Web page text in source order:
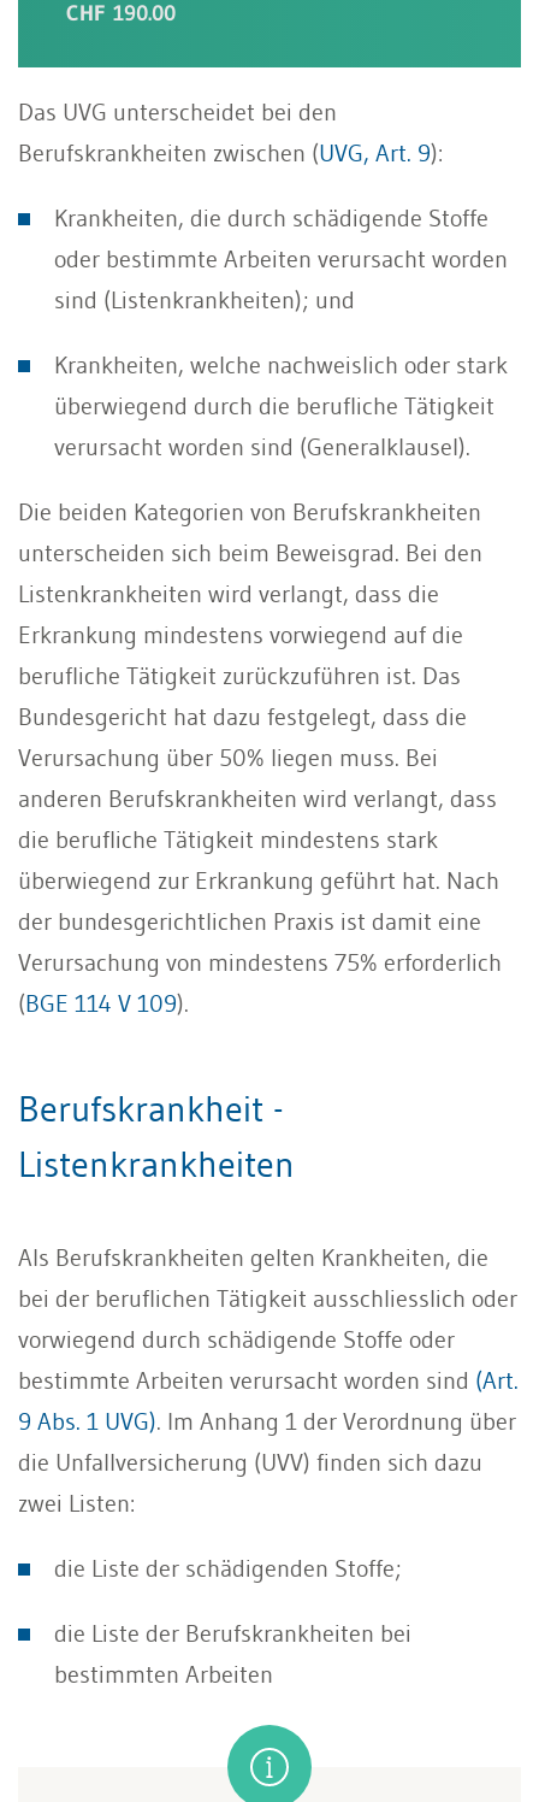
CHF 190.00
Das UVG unterscheidet bei den
Berufskrankheiten zwischen (UVG, Art. 9):
Krankheiten, die durch schädigende Stoffe
oder bestimmte Arbeiten verursacht worden
sind (Listenkrankheiten); und
Krankheiten, welche nachweislich oder stark
überwiegend durch die berufliche Tätigkeit
verursacht worden sind (Generalklausel).
Die beiden Kategorien von Berufskrankheiten
unterscheiden sich beim Beweisgrad. Bei den
Listenkrankheiten wird verlangt, dass die
Erkrankung mindestens vorwiegend auf die
berufliche Tätigkeit zurückzuführen ist. Das
Bundesgericht hat dazu festgelegt, dass die
Verursachung über 50% liegen muss. Bei
anderen Berufskrankheiten wird verlangt, dass
die berufliche Tätigkeit mindestens stark
überwiegend zur Erkrankung geführt hat. Nach
der bundesgerichtlichen Praxis ist damit eine
Verursachung von mindestens 75% erforderlich
(BGE 114 V 109).
Berufskrankheit -
Listenkrankheiten
Als Berufskrankheiten gelten Krankheiten, die
bei der beruflichen Tätigkeit ausschliesslich oder
vorwiegend durch schädigende Stoffe oder
bestimmte Arbeiten verursacht worden sind (Art.
9 Abs. 1 UVG). Im Anhang 1 der Verordnung über
die Unfallversicherung (UVV) finden sich dazu
zwei Listen:
die Liste der schädigenden Stoffe;
die Liste der Berufskrankheiten bei
bestimmten Arbeiten